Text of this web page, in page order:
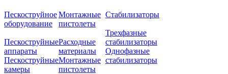
Пескоструйное
оборудование
Пескоструйные
аппараты
Пескоструйные
камеры
Монтажные
пистолеты
Расходные
материалы
Монтажные
пистолеты
Стабилизаторы
Трехфазные
стабилизаторы
Однофазные
стабилизаторы